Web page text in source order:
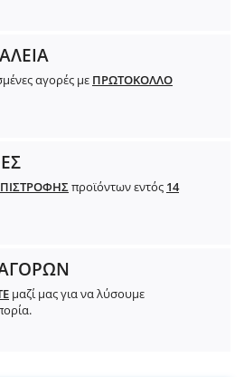
αγορές με ΠΡΩΤΟΚΟΛΛΟ
προϊόντων εντός 14
μαζί μας για να λύσουμε